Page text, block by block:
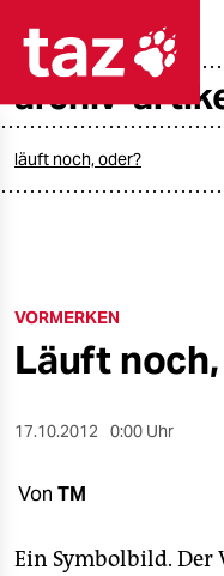
öko
gesellschaft
kultur
sport
archiv-
läuft noch, oder?
VORMERKEN
Läuft
17.10.2012 0:00 Uhr
Von TM
Ein Symbolbild. Der